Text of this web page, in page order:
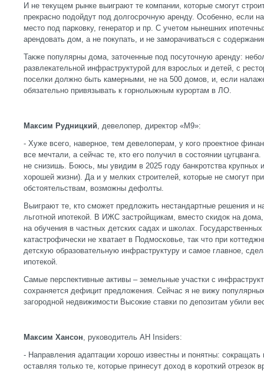
И не текущем рынке выиграют те компании, которые смогут
прекрасно подойдут под долгосрочную аренду. Особенно, если
место под парковку, генератор и пр. С учетом нынешних
арендовать дом, а не покупать, и не заморачиваться с
Также популярны дома, заточенные под посуточную аренду:
развлекательной инфраструктурой для взрослых и детей, с
поселки должно быть камерными, не на 500 домов, и, если
обязательно привязывать к горнолыжным курортам в ЛО.
Максим Рудницкий, девелопер, директор «М9»:
- Хуже всего, наверное, тем девелоперам, у кого проектное
все мечтали, а сейчас те, кто его получил в состоянии
не снизишь. Боюсь, мы увидим в 2025 году банкротства крупных
хорошей жизни). Да и у мелких строителей, которые не смогут
обстоятельствам, возможны дефолты.
Выиграют те, кто сможет предложить нестандартные решения и
льготной ипотекой. В ИЖС застройщикам, вместо скидок на
на обучения в частных детских садах и школах.
катастрофически не хватает в Подмосковье, так что при
детскую образовательную инфраструктуру и самое главное,
ипотекой.
Самые перспективные активы – земельные участки с
сохраняется дефицит предложения. Сейчас я не вижу
загородной недвижимости Высокие ставки по депозитам убили
Максим Хансон, руководитель АН Insiders:
- Направления адаптации хорошо известны и понятны: сокращать
оставляя только те, которые принесут доход в короткий отрезок